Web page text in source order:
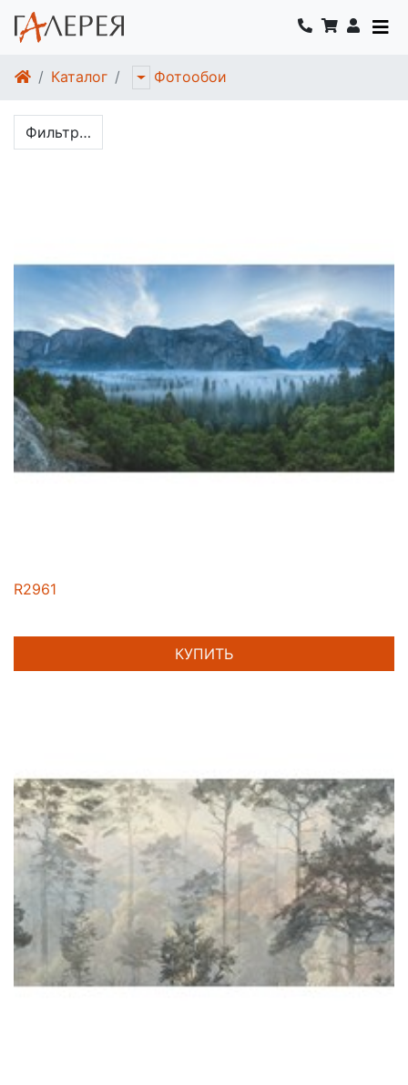
Каталог Фотообои
Фильтр…
R2961
КУПИТЬ